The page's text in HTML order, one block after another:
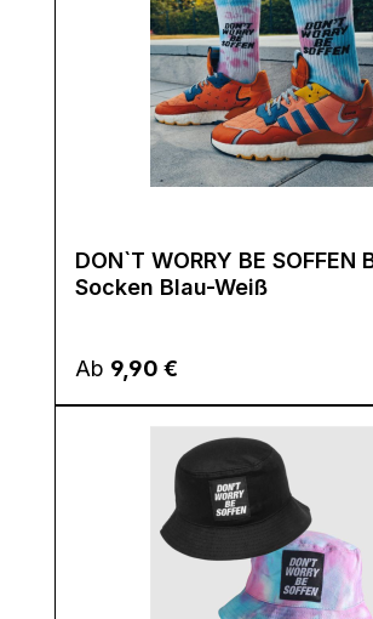
DON`T WORRY BE SOFFEN
Socken Blau-Weiß
Regulärer Preis:
Ab 9,90 €